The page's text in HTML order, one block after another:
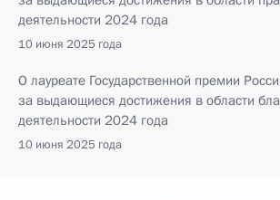
деятельности 2024 года
10 июня 2025 года
О лауреате Государственной премии
за выдающиеся достижения в области
деятельности 2024 года
10 июня 2025 года